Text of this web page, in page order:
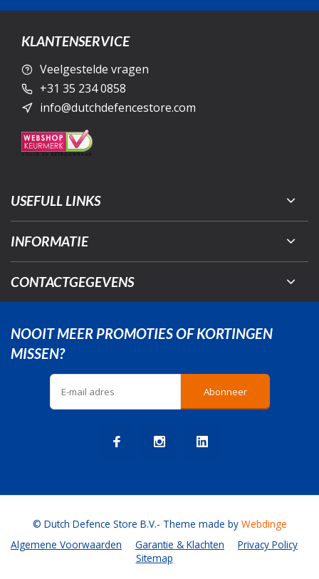
KLANTENSERVICE
Veelgestelde vragen
+31 35 234 0858
info@dutchdefencestore.com
USEFULL LINKS
INFORMATIE
CONTACTGEGEVENS
NOOIT MEER PROMOTIES OF KORTINGEN
MISSEN?
Abonneer
Algemene Voorwaarden Garantie & Klachten
Privacy Policy
Sitemap
© Dutch Defence Store B.V.- Theme made by Webdinge